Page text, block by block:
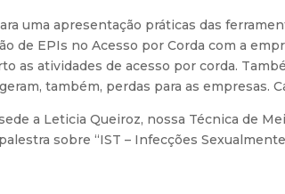
uma apresentação práticas das
de EPIs no Acesso por Corda com a
as atividades de acesso por corda.
também, perdas para as empresas.
a Leticia Queiroz, nossa Técnica de
sobre “IST – Infecções